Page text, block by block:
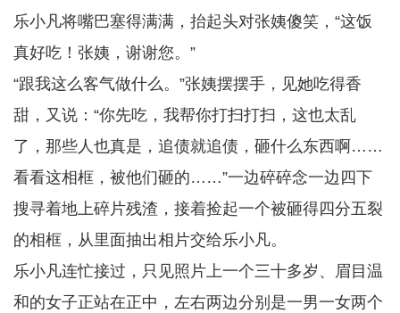
乐小凡将嘴巴塞得满满，抬起头对张姨傻笑，“这饭
真好吃！张姨，谢谢您。”
“跟我这么客气做什么。”张姨摆摆手，见她吃得香
甜，又说：“你先吃，我帮你打扫打扫，这也太乱
了，那些人也真是，追债就追债，砸什么东西啊……
看看这相框，被他们砸的……”一边碎碎念一边四下
搜寻着地上碎片残渣，接着捡起一个被砸得四分五裂
的相框，从里面抽出相片交给乐小凡。
乐小凡连忙接过，只见照片上一个三十多岁、眉目温
和的女子正站在正中，左右两边分别是一男一女两个